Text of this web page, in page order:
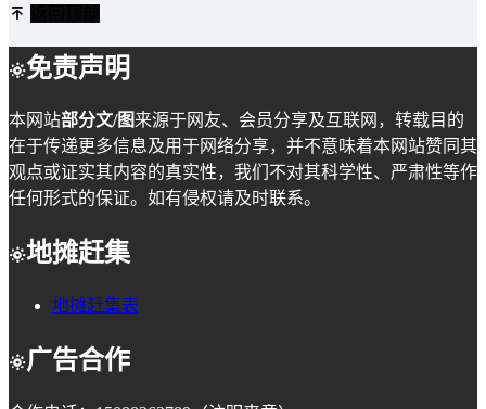
免责声明
本网站部分文/图来源于网友、会员分享及互联网，转载目的
在于传递更多信息及用于网络分享，并不意味着本网站赞同其
观点或证实其内容的真实性，我们不对其科学性、严肃性等作
任何形式的保证。如有侵权请及时联系。
地摊赶集
地摊赶集表
广告合作